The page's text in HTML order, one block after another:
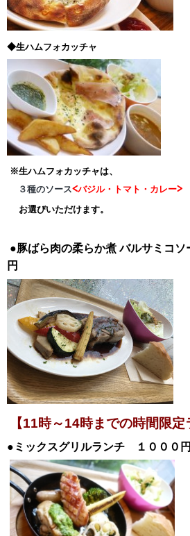
◆生ハムフォカッチャ
※生ハムフォカッチャは、
３種のソース<バジル・トマト・カレー>
お選びいただけます。
●豚ばら肉の柔らか煮バルサミコ
円
【11時～14時までの時間限定
●ミックスグリルランチ １０００円